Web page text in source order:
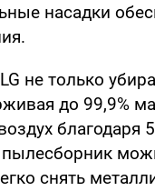
насадки
не только
до 99,9%
благодаря
пылесборник
снять